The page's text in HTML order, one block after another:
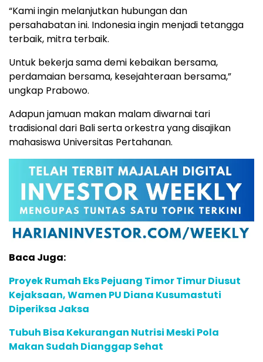
“Kami ingin melanjutkan hubungan dan
persahabatan ini. Indonesia ingin menjadi tetangga
terbaik, mitra terbaik.
Untuk bekerja sama demi kebaikan bersama,
perdamaian bersama, kesejahteraan bersama,”
ungkap Prabowo.
Adapun jamuan makan malam diwarnai tari
tradisional dari Bali serta orkestra yang disajikan
mahasiswa Universitas Pertahanan.
Baca Juga:
Proyek Rumah Eks Pejuang Timor Timur Diusut
Kejaksaan, Wamen PU Diana Kusumastuti
Diperiksa Jaksa
Tubuh Bisa Kekurangan Nutrisi Meski Pola
Makan Sudah Dianggap Sehat